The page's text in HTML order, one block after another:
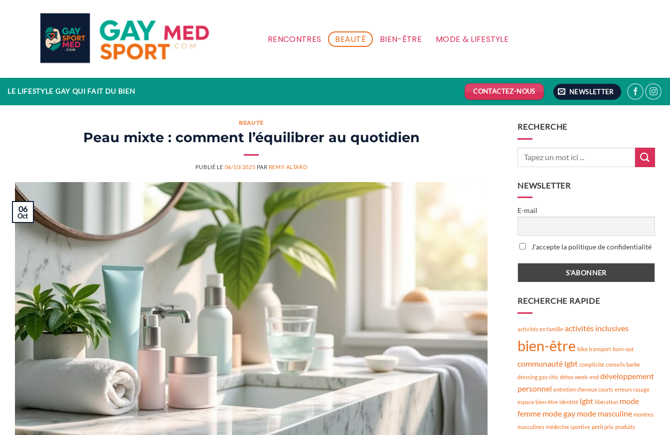
RENCONTRES BEAUTÉ BIEN-ÊTRE MODE & LIFESTYLE
LE LIFESTYLE GAY QUI FAIT DU BIEN CONTACTEZ-NOUS NEWSLETTER
BEAUTÉ
Peau mixte : comment l’équilibrer au quotidien
PUBLIÉ LE 06/10/2025 PAR REMY ALTARD
06
Oct
RECHERCHE
NEWSLETTER
E-mail
J'accepte la politique de confidentialité
RECHERCHE RAPIDE
activités en famille activités inclusives
bien-être bike transport burn-out
communauté lgbt complicité conseils barbe
dressing gay chic détox week-end développement
personnel entretien cheveux courts erreurs rasage
espace bien-être identité lgbt libération mode
femme mode gay mode masculine montres
masculines médecine sportive petit prix produits